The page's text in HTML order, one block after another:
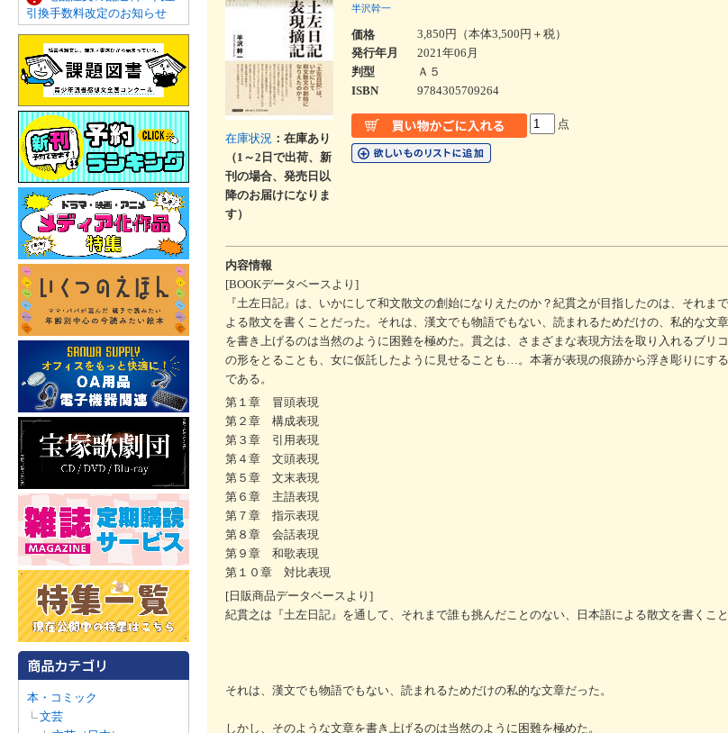
引換手数料改定のお知らせ
本・コミック
文芸
在庫状況 ：在庫あり
（1～2日で出荷、新
刊の場合、発売日以
降のお届けになりま
す）
半沢幹一
価格
3,850円（本体3,500円＋税）
発行年月
2021年06月
判型
Ａ５
ISBN
9784305709264
点
内容情報
[BOOKデータベースより]
『土左日記』は、いかにして和文散文の創始になりえたのか？紀貫之が目指したのは、それま
よる散文を書くことだった。それは、漢文でも物語でもない、読まれるためだけの、私的な文
を書き上げるのは当然のように困難を極めた。貫之は、さまざまな表現方法を取り入れるブリ
の形をとることも、女に仮託したように見せることも…。本著が表現の痕跡から浮き彫りにす
である。
第１章 冒頭表現
第２章 構成表現
第３章 引用表現
第４章 文頭表現
第５章 文末表現
第６章 主語表現
第７章 指示表現
第８章 会話表現
第９章 和歌表現
第１０章 対比表現
[日販商品データベースより]
紀貫之は『土左日記』を通して、それまで誰も挑んだことのない、日本語による散文を書くこと
それは、漢文でも物語でもない、読まれるためだけの私的な文章だった。
しかし、そのような文章を書き上げるのは当然のように困難を極めた。